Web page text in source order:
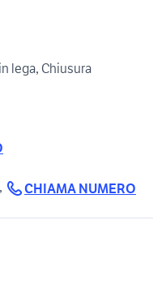
lega, Chiusura
,
CHIAMA NUMERO